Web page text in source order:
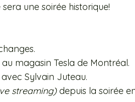
une soirée historique!
magasin Tesla de Montréal.
avec Sylvain Juteau.
streaming)depuis la soirée